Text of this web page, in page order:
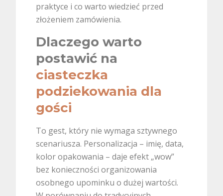
praktyce i co warto wiedzieć przed
złożeniem zamówienia.
Dlaczego warto
postawić na
ciasteczka
podziekowania dla
gości
To gest, który nie wymaga sztywnego
scenariusza. Personalizacja – imię, data,
kolor opakowania – daje efekt „wow”
bez konieczności organizowania
osobnego upominku o dużej wartości.